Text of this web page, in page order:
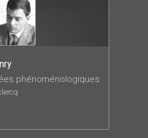
phénoménologiques